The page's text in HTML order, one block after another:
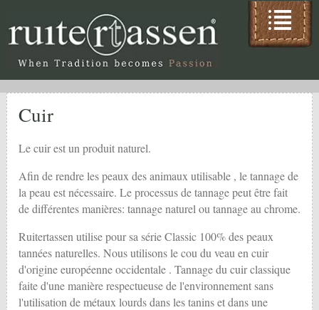
Cuir
Le cuir est un produit naturel.
Afin de rendre les peaux des animaux utilisable , le tannage de
la peau est nécessaire. Le processus de tannage peut être fait
de différentes manières: tannage naturel ou tannage au chrome.
Ruitertassen utilise pour sa série Classic 100% des peaux
tannées naturelles. Nous utilisons le cou du veau en cuir
d'origine européenne occidentale . Tannage du cuir classique
faite d'une manière respectueuse de l'environnement sans
l'utilisation de métaux lourds dans les tanins et dans une